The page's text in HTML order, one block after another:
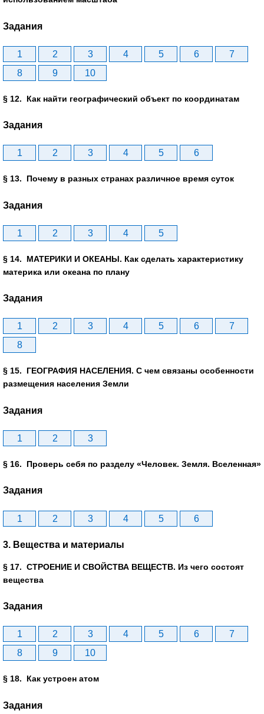
Задания
1 2 3 4 5 6
7
8
9 10
§ 12. Как найти географический объект по координатам
Задания
1 2 3 4 5 6
§ 13. Почему в разных странах различное время суток
Задания
1 2 3 4 5
§ 14. МАТЕРИКИ И ОКЕАНЫ. Как сделать характеристику
материка или океана по плану
Задания
1 2 3 4 5 6
7
8
§ 15. ГЕОГРАФИЯ НАСЕЛЕНИЯ. С чем связаны особенности
размещения населения Земли
Задания
1 2 3
§ 16. Проверь себя по разделу «Человек. Земля. Вселенная»
Задания
1 2 3 4 5 6
3. Вещества и материалы
§ 17. СТРОЕНИЕ И СВОЙСТВА ВЕЩЕСТВ. Из чего состоят
вещества
Задания
1 2 3 4 5 6
7
8
9 10
§ 18. Как устроен атом
Задания